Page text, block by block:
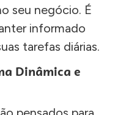
seu negócio. É
informado
tarefas diárias.
Dinâmica e